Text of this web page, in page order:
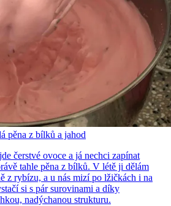
pěna z bílků a jahod
čerstvé ovoce a já nechci zapínat
tahle pěna z bílků. V létě ji dělám
z rybízu, a u nás mizí po lžičkách i na
si s pár surovinami a díky
nadýchanou strukturu.